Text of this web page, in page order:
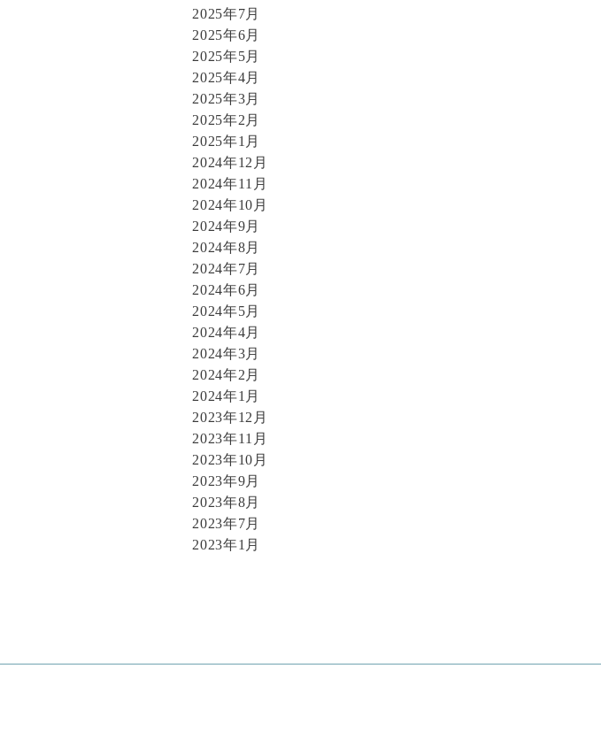
2025年7月
2025年6月
2025年5月
2025年4月
2025年3月
2025年2月
2025年1月
2024年12月
2024年11月
2024年10月
2024年9月
2024年8月
2024年7月
2024年6月
2024年5月
2024年4月
2024年3月
2024年2月
2024年1月
2023年12月
2023年11月
2023年10月
2023年9月
2023年8月
2023年7月
2023年1月